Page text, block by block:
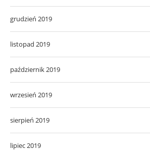
grudzień 2019
listopad 2019
październik 2019
wrzesień 2019
sierpień 2019
lipiec 2019